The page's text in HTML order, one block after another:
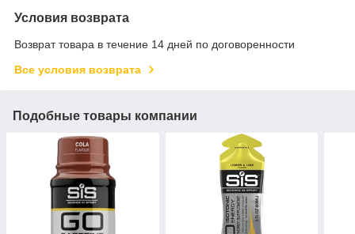
Условия возврата
Возврат товара в течение 14 дней по договоренности
Все условия возврата
Подобные товары компании